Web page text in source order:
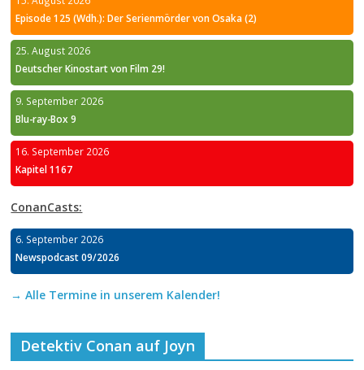
Episode 125 (Wdh.): Der Serienmörder von Osaka (2)
25. August 2026
Deutscher Kinostart von Film 29!
9. September 2026
Blu-ray-Box 9
16. September 2026
Kapitel 1167
ConanCasts:
6. September 2026
Newspodcast 09/2026
→ Alle Termine in unserem Kalender!
Detektiv Conan auf Joyn